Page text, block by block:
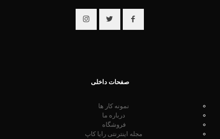
صفحات داخلی
نمونه کار ها
درباره ما
فروشگاه
مجله اینترنتی رایا کاپ